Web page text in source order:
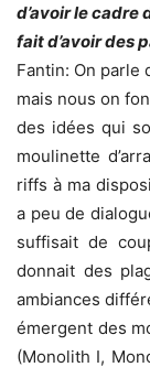
d’avoir le cadre
fait d’avoir des
Fantin: On parle
mais nous on
des idées qui
moulinette
riffs à ma
a peu de
suffisait de
donnait des
ambiances
émergent des
(Monolith I,